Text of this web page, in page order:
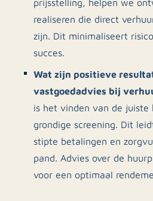
realiseren die direct
zijn. Dit minimaliseert
succes.
Wat zijn positieve
vastgoedadvies bij
is het vinden van de juiste
grondige screening. Dit
stipte betalingen en
pand. Advies over de
voor een optimaal